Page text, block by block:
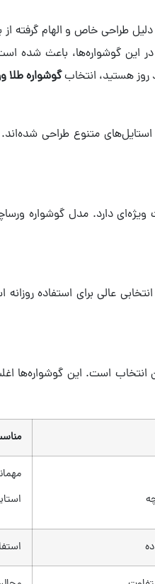
طراحی خاص و الهام گرفته از
در این گوشواره‌ها، باعث
روز هستید، انتخابگوشواره طلا
متنوع طراحی شده‌اند.
ویژه‌ای دارد. مدل گوشواره
عالی برای استفاده
است. این گوشواره‌ها